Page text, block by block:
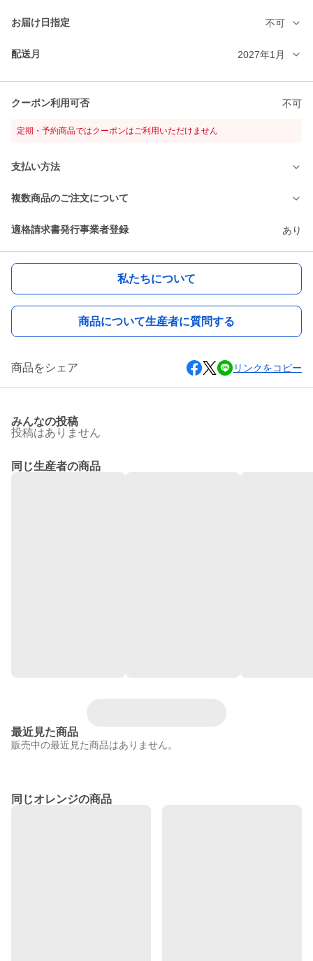
お届け日指定 不可
配送月 2027年1月
クーポン利用可否 不可
定期・予約商品ではクーポンはご利用いただけません
支払い方法
複数商品のご注文について
適格請求書発行事業者登録 あり
私たちについて
商品について生産者に質問する
商品をシェア リンクをコピー
みんなの投稿
投稿はありません
同じ生産者の商品
最近見た商品
販売中の最近見た商品はありません。
同じオレンジの商品